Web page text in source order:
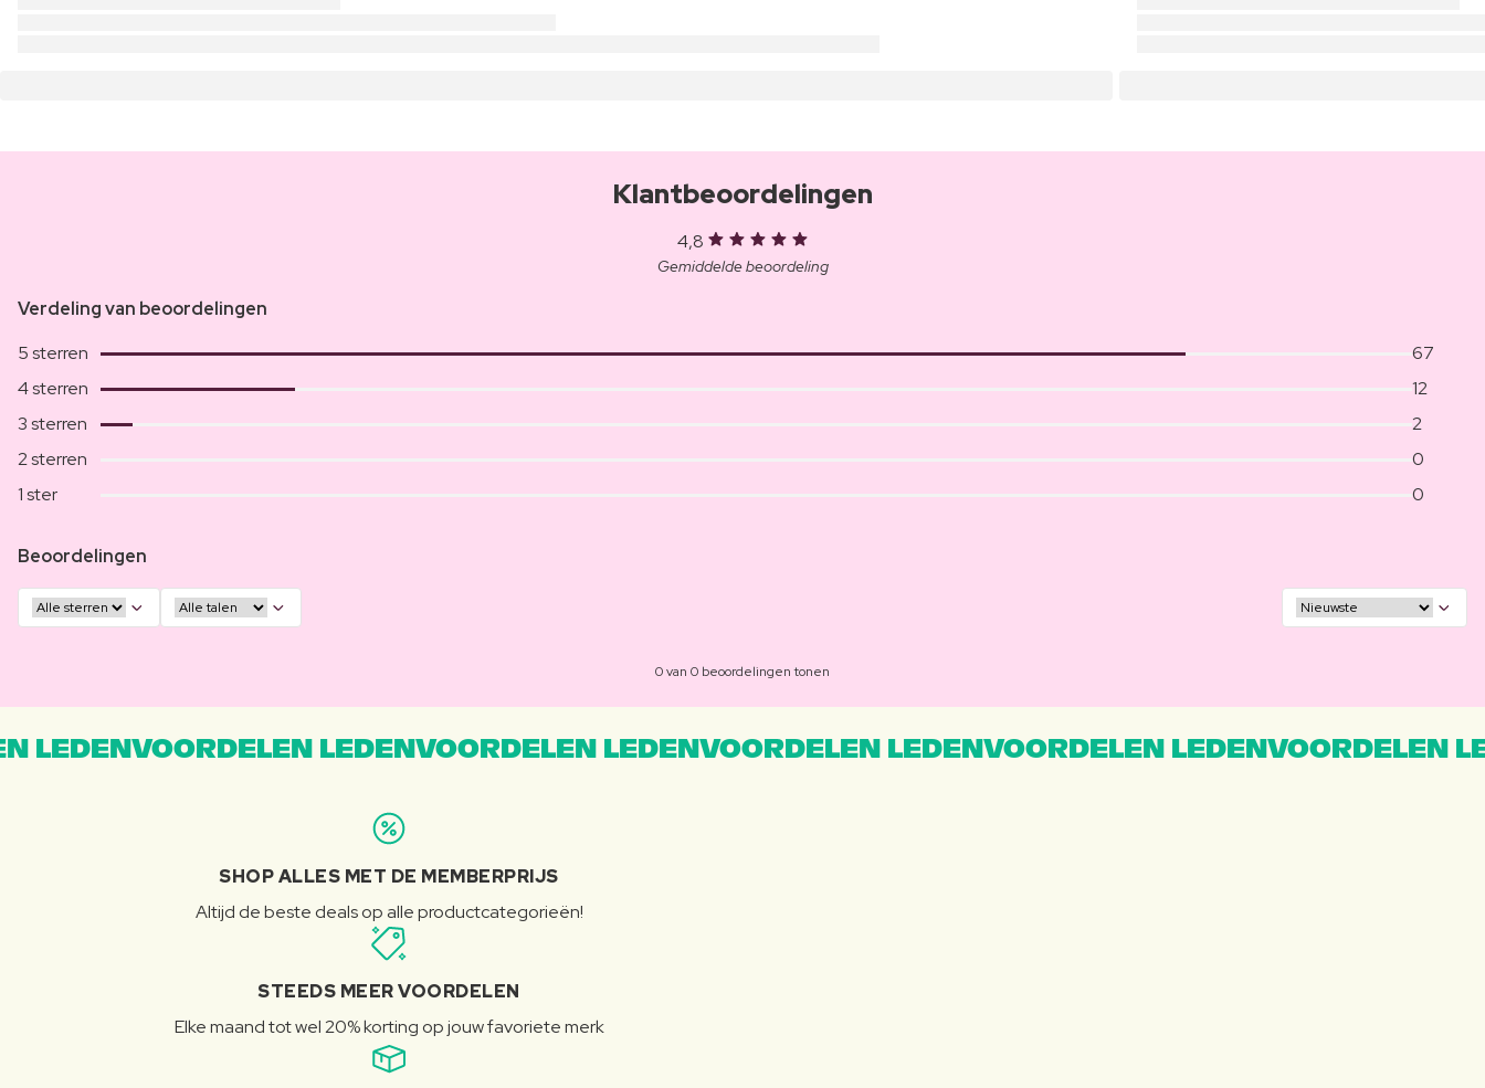
Klantbeoordelingen
4,8
Gemiddelde beoordeling
Verdeling van beoordelingen
5 sterren
67
4 sterren
12
3 sterren
2
2 sterren
0
1 ster
0
Beoordelingen
0 van 0 beoordelingen tonen
LEDENVOORDELEN LEDENVOORDELEN LEDENVOORDELEN LEDENVOORDELEN
SHOP ALLES MET DE MEMBERPRIJS
Altijd de beste deals op alle productcategorieën!
STEEDS MEER VOORDELEN
Elke maand tot wel 20% korting op jouw favoriete merk